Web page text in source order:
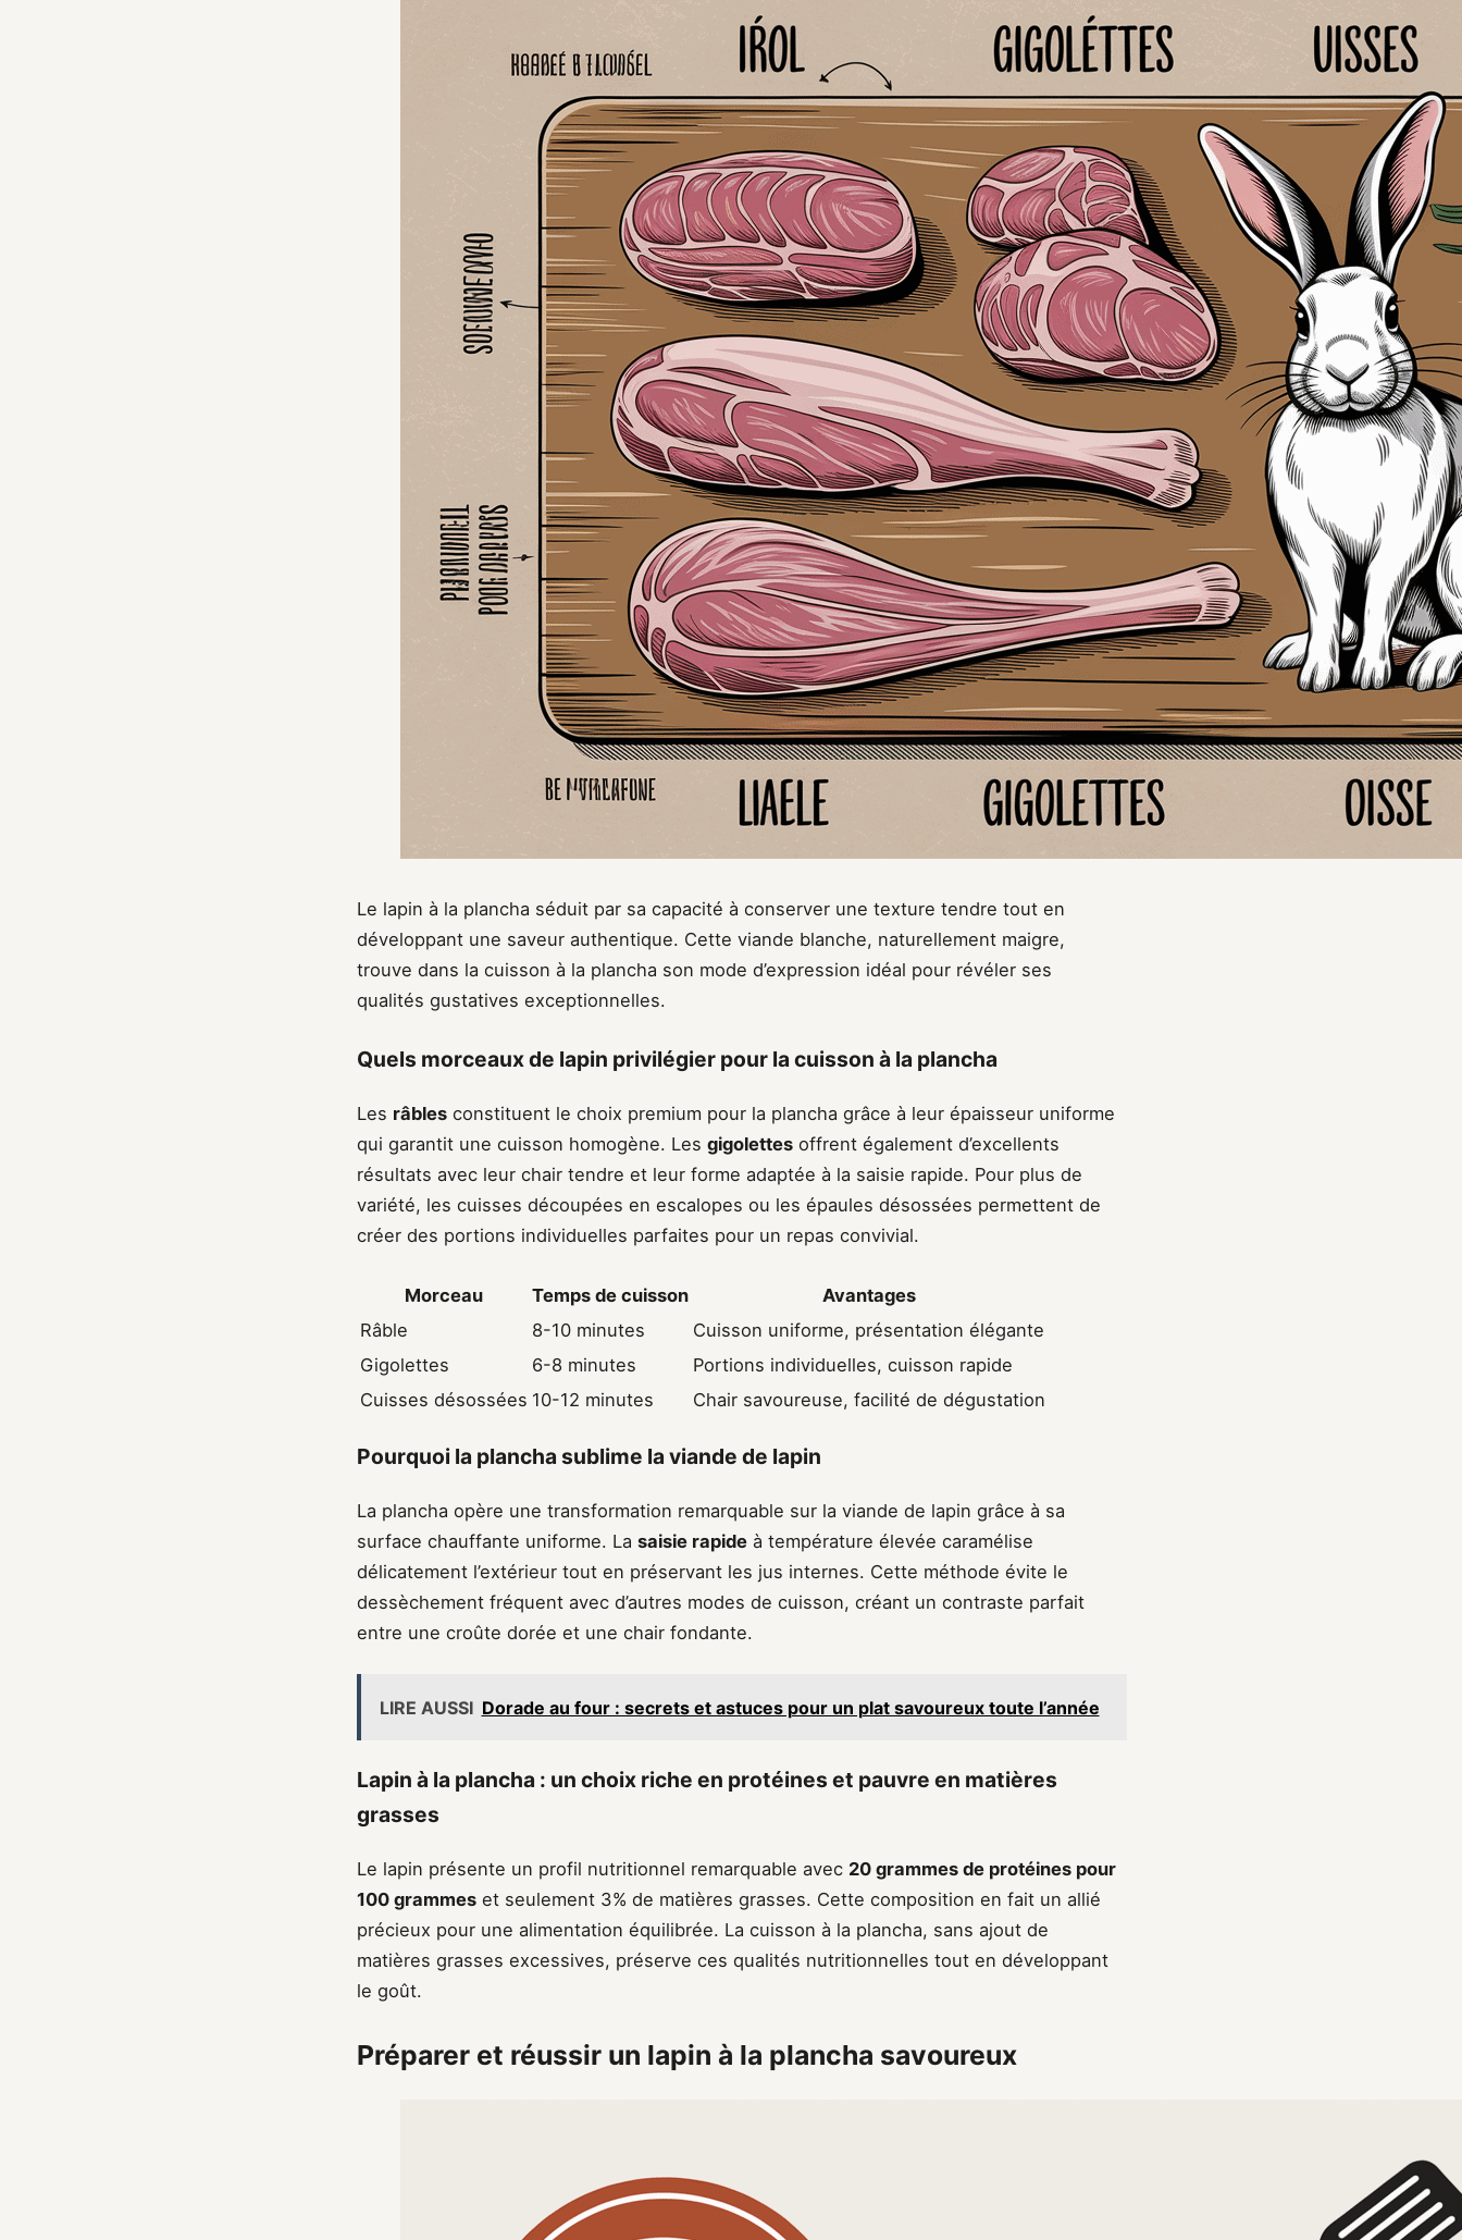
Le lapin à la plancha séduit par sa capacité à conserver une texture tendre tout en
développant une saveur authentique. Cette viande blanche, naturellement maigre,
trouve dans la cuisson à la plancha son mode d’expression idéal pour révéler ses
qualités gustatives exceptionnelles.
Quels morceaux de lapin privilégier pour la cuisson à la plancha
Les râbles constituent le choix premium pour la plancha grâce à leur épaisseur uniforme
qui garantit une cuisson homogène. Les gigolettes offrent également d’excellents
résultats avec leur chair tendre et leur forme adaptée à la saisie rapide. Pour plus de
variété, les cuisses découpées en escalopes ou les épaules désossées permettent de
créer des portions individuelles parfaites pour un repas convivial.
Morceau Temps de cuisson
Avantages
Râble
8-10 minutes
Cuisson uniforme, présentation élégante
Gigolettes
6-8 minutes
Portions individuelles, cuisson rapide
Cuisses désossées 10-12 minutes Chair savoureuse, facilité de dégustation
Pourquoi la plancha sublime la viande de lapin
La plancha opère une transformation remarquable sur la viande de lapin grâce à sa
surface chauffante uniforme. La saisie rapide à température élevée caramélise
délicatement l’extérieur tout en préservant les jus internes. Cette méthode évite le
dessèchement fréquent avec d’autres modes de cuisson, créant un contraste parfait
entre une croûte dorée et une chair fondante.
LIRE AUSSI Dorade au four : secrets et astuces pour un plat savoureux toute l’année
Lapin à la plancha : un choix riche en protéines et pauvre en matières
grasses
Le lapin présente un profil nutritionnel remarquable avec 20 grammes de protéines pour
100 grammes et seulement 3% de matières grasses. Cette composition en fait un allié
précieux pour une alimentation équilibrée. La cuisson à la plancha, sans ajout de
matières grasses excessives, préserve ces qualités nutritionnelles tout en développant
le goût.
Préparer et réussir un lapin à la plancha savoureux